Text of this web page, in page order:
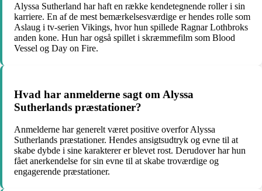
Alyssa Sutherland har haft en række kendetegnende roller i sin
karriere. En af de mest bemærkelsesværdige er hendes rolle som
Aslaug i tv-serien Vikings, hvor hun spillede Ragnar Lothbroks
anden kone. Hun har også spillet i skræmmefilm som Blood
Vessel og Day on Fire.
Hvad har anmelderne sagt om Alyssa
Sutherlands præstationer?
Anmelderne har generelt været positive overfor Alyssa
Sutherlands præstationer. Hendes ansigtsudtryk og evne til at
skabe dybde i sine karakterer er blevet rost. Derudover har hun
fået anerkendelse for sin evne til at skabe troværdige og
engagerende præstationer.